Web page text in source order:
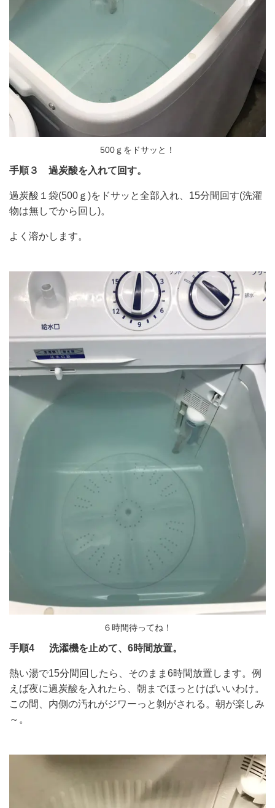
500ｇをドサッと！
手順３ 過炭酸を入れて回す。
過炭酸１袋(500ｇ)をドサッと全部入れ、15分間回す(洗濯
物は無しでから回し)。
よく溶かします。
６時間待ってね！
手順4 洗濯機を止めて、6時間放置。
熱い湯で15分間回したら、そのまま6時間放置します。例
えば夜に過炭酸を入れたら、朝までほっとけばいいわけ。
この間、内側の汚れがジワーっと剝がされる。朝が楽しみ
～。